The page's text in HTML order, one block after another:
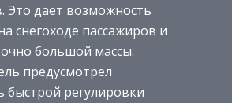
Это дает возможность
снегоходе пассажиров и
большой массы.
предусмотрел
быстрой регулировки